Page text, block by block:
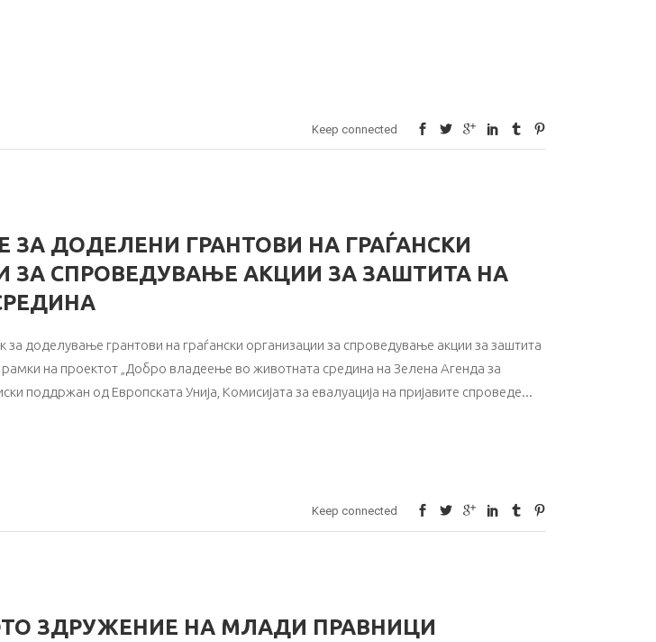
Keep connected
ЗА ДОДЕЛЕНИ ГРАНТОВИ НА ГРАЃАНСКИ
ЗА СПРОВЕДУВАЊЕ АКЦИИ ЗА ЗАШТИТА НА
за доделување грантови на граѓански организации за спроведување акции за заштита
на проектот „Добро владеење во животната средина на Зелена Агенда за
поддржан од Европската Унија, Комисијата за евалуација на пријавите спроведе
Keep connected
ЗДРУЖЕНИЕ НА МЛАДИ ПРАВНИЦИ